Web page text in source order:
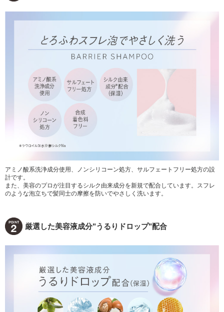
アミノ酸系洗浄成分使用、ノンシリコーン処方、サルフェートフリー処方の設
計です。
また、美容のプロが注目するシルク由来成分を新規で配合しています。スフレ
のような泡立ちで髪同士の摩擦を防いでやさしく洗います。
厳選した美容液成分"うるりドロップ"配合